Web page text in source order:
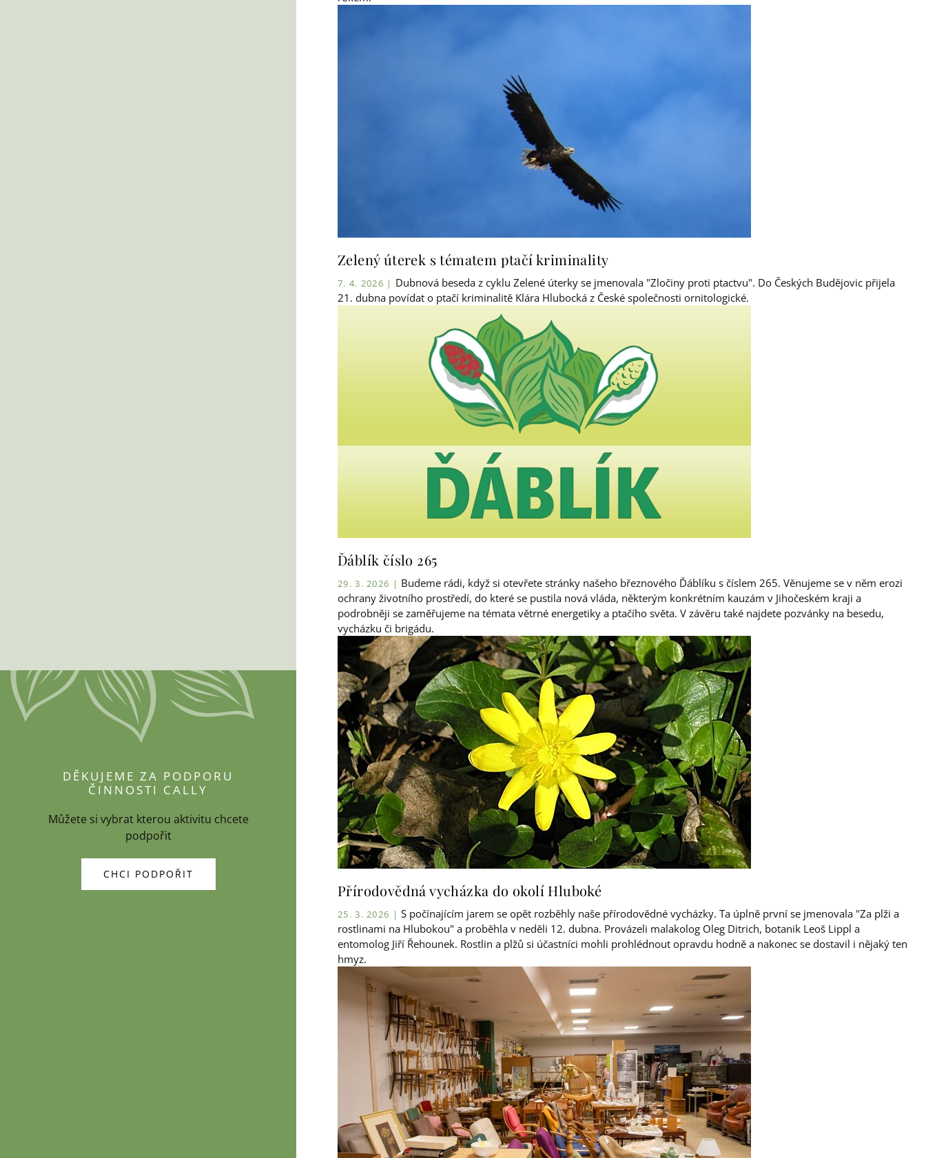
Zelený úterek s tématem ptačí kriminality
7. 4. 2026 | Dubnová beseda z cyklu Zelené úterky se jmenovala "Zločiny proti ptactvu". Do Českých Budějovic přijela
21. dubna povídat o ptačí kriminalitě Klára Hlubocká z České společnosti ornitologické.
Ďáblík číslo 265
29. 3. 2026 | Budeme rádi, když si otevřete stránky našeho březnového Ďáblíku s číslem 265. Věnujeme se v něm erozi
ochrany životního prostředí, do které se pustila nová vláda, některým konkrétním kauzám v Jihočeském kraji a
podrobněji se zaměřujeme na témata větrné energetiky a ptačího světa. V závěru také najdete pozvánky na besedu,
vycházku či brigádu.
Přírodovědná vycházka do okolí Hluboké
25. 3. 2026 | S počínajícím jarem se opět rozběhly naše přírodovědné vycházky. Ta úplně první se jmenovala "Za plži a
rostlinami na Hlubokou" a proběhla v neděli 12. dubna. Provázeli malakolog Oleg Ditrich, botanik Leoš Lippl a
entomolog Jiří Řehounek. Rostlin a plžů si účastníci mohli prohlédnout opravdu hodně a nakonec se dostavil i nějaký ten
hmyz.
DĚKUJEME ZA PODPORU
ČINNOSTI CALLY
Můžete si vybrat kterou aktivitu chcete
podpořit
CHCI PODPOŘIT